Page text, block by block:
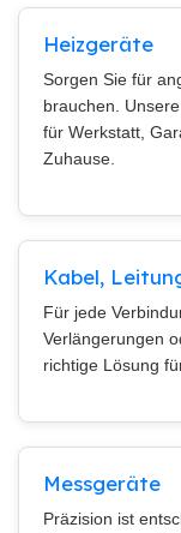
Heizgeräte
Sorgen Sie für
brauchen.
für Werkstatt,
Zuhause.
Kabel,
Für jede
Verlängerungen
richtige Lösung
Messgeräte
Präzision ist